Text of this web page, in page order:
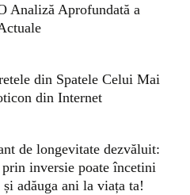
Analiză Aprofundată a
din Spatele Celui Mai
din Internet
de longevitate dezvăluit:
inversie poate încetini
adăuga ani la viața ta!